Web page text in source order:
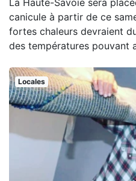
canicule à partir de ce
fortes chaleurs devraient
des températures pouvant
Locales